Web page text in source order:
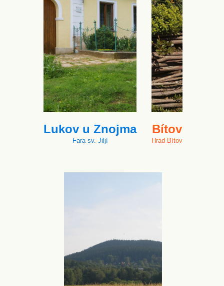
Lukov u Znojma
Fara sv. Jiljí
Bítov
Hrad Bítov